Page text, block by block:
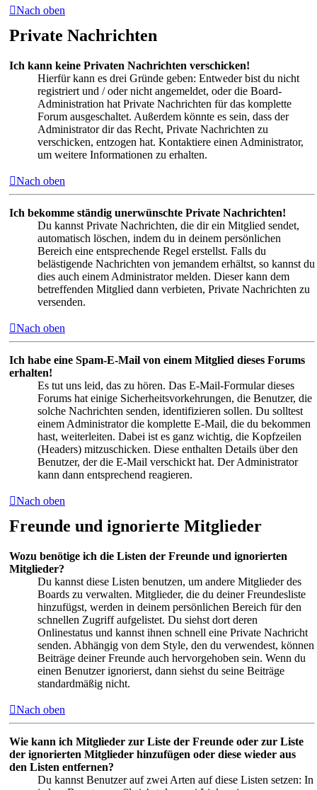
Nach oben
Private Nachrichten
Ich kann keine Privaten Nachrichten verschicken!
Hierfür kann es drei Gründe geben: Entweder bist du nicht
registriert und / oder nicht angemeldet, oder die Board-
Administration hat Private Nachrichten für das komplette
Forum ausgeschaltet. Außerdem könnte es sein, dass der
Administrator dir das Recht, Private Nachrichten zu
verschicken, entzogen hat. Kontaktiere einen Administrator,
um weitere Informationen zu erhalten.
Nach oben
Ich bekomme ständig unerwünschte Private Nachrichten!
Du kannst Private Nachrichten, die dir ein Mitglied sendet,
automatisch löschen, indem du in deinem persönlichen
Bereich eine entsprechende Regel erstellst. Falls du
belästigende Nachrichten von jemandem erhältst, so kannst du
dies auch einem Administrator melden. Dieser kann dem
betreffenden Mitglied dann verbieten, Private Nachrichten zu
versenden.
Nach oben
Ich habe eine Spam-E-Mail von einem Mitglied dieses Forums
erhalten!
Es tut uns leid, das zu hören. Das E-Mail-Formular dieses
Forums hat einige Sicherheitsvorkehrungen, die Benutzer, die
solche Nachrichten senden, identifizieren sollen. Du solltest
einem Administrator die komplette E-Mail, die du bekommen
hast, weiterleiten. Dabei ist es ganz wichtig, die Kopfzeilen
(Headers) mitzuschicken. Diese enthalten Details über den
Benutzer, der die E-Mail verschickt hat. Der Administrator
kann dann entsprechend reagieren.
Nach oben
Freunde und ignorierte Mitglieder
Wozu benötige ich die Listen der Freunde und ignorierten
Mitglieder?
Du kannst diese Listen benutzen, um andere Mitglieder des
Boards zu verwalten. Mitglieder, die du deiner Freundesliste
hinzufügst, werden in deinem persönlichen Bereich für den
schnellen Zugriff aufgelistet. Du siehst dort deren
Onlinestatus und kannst ihnen schnell eine Private Nachricht
senden. Abhängig von dem Style, den du verwendest, können
Beiträge deiner Freunde auch hervorgehoben sein. Wenn du
einen Benutzer ignorierst, dann siehst du seine Beiträge
standardmäßig nicht.
Nach oben
Wie kann ich Mitglieder zur Liste der Freunde oder zur Liste
der ignorierten Mitglieder hinzufügen oder diese wieder aus
den Listen entfernen?
Du kannst Benutzer auf zwei Arten auf diese Listen setzen: In